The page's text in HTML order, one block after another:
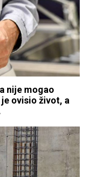
nije mogao
ovisio život, a